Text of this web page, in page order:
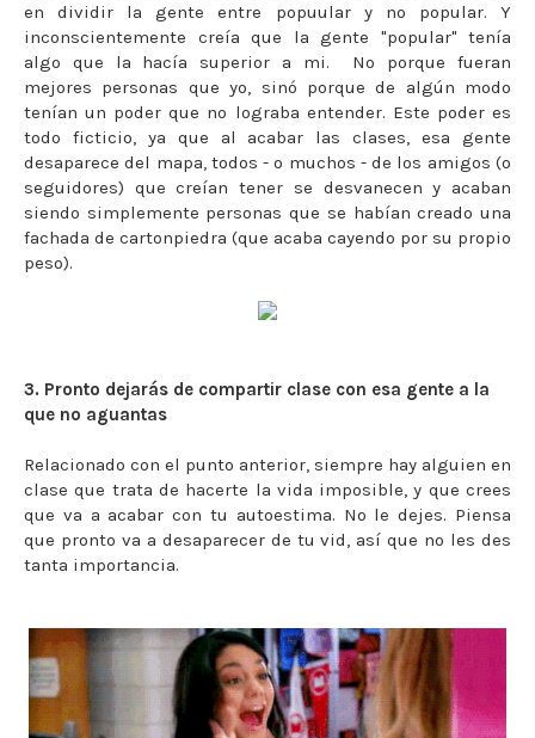
en dividir la gente entre popuular y no popular. Y
inconscientemente creía que la gente "popular" tenía
algo que la hacía superior a mi. No porque fueran
mejores personas que yo, sinó porque de algún modo
tenían un poder que no lograba entender. Este poder es
todo ficticio, ya que al acabar las clases, esa gente
desaparece del mapa, todos - o muchos - de los amigos (o
seguidores) que creían tener se desvanecen y acaban
siendo simplemente personas que se habían creado una
fachada de cartonpiedra (que acaba cayendo por su propio
peso).
3. Pronto dejarás de compartir clase con esa gente a la
que no aguantas
Relacionado con el punto anterior, siempre hay alguien en
clase que trata de hacerte la vida imposible, y que crees
que va a acabar con tu autoestima. No le dejes. Piensa
que pronto va a desaparecer de tu vid, así que no les des
tanta importancia.